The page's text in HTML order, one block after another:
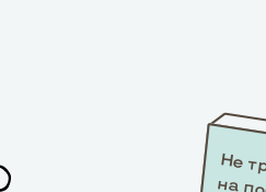
Не
на